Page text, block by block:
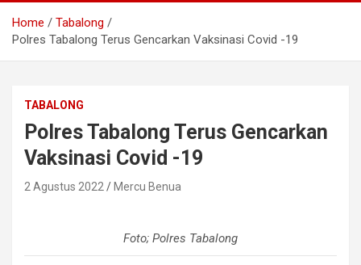
Home
Tabalong
Polres Tabalong Terus Gencarkan Vaksinasi Covid -19
TABALONG
Polres Tabalong Terus Gencarkan
Vaksinasi Covid -19
2 Agustus 2022 Mercu Benua
Foto; Polres Tabalong